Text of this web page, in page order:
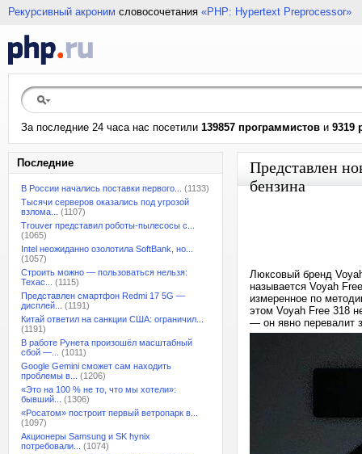
Рекурсивный акроним словосочетания «PHP: Hypertext Preprocessor»
За последние 24 часа нас посетили 139857 программистов и 9319
Последние
В России начались поставки первого...
(1133)
Тысячи серверов оказались под угрозой
взлома...
(1107)
Trouver представил роботы-пылесосы с...
(1065)
Intel неожиданно озолотила SoftBank, но...
(1057)
Строить можно — пользоваться нельзя:
Техас...
(1115)
Представлен смартфон Redmi 17 5G —
дисплей...
(1191)
Китай ответил на санкции США: ограничил...
(1191)
В работе Рунета произошёл масштабный
сбой —...
(1011)
Google Gemini сможет сам находить
проблемы в...
(1206)
«Это на 100 % не то, что мы хотели»:
бывший...
(1306)
«Росатом» построит первый ветропарк в...
(1097)
Акционеры Samsung и SK hynix
потребовали...
(1074)
Представлен
бензина
Люксовый бренд
называется Voyah
измеренное по
этом Voyah Free 318
— он явно перевалит